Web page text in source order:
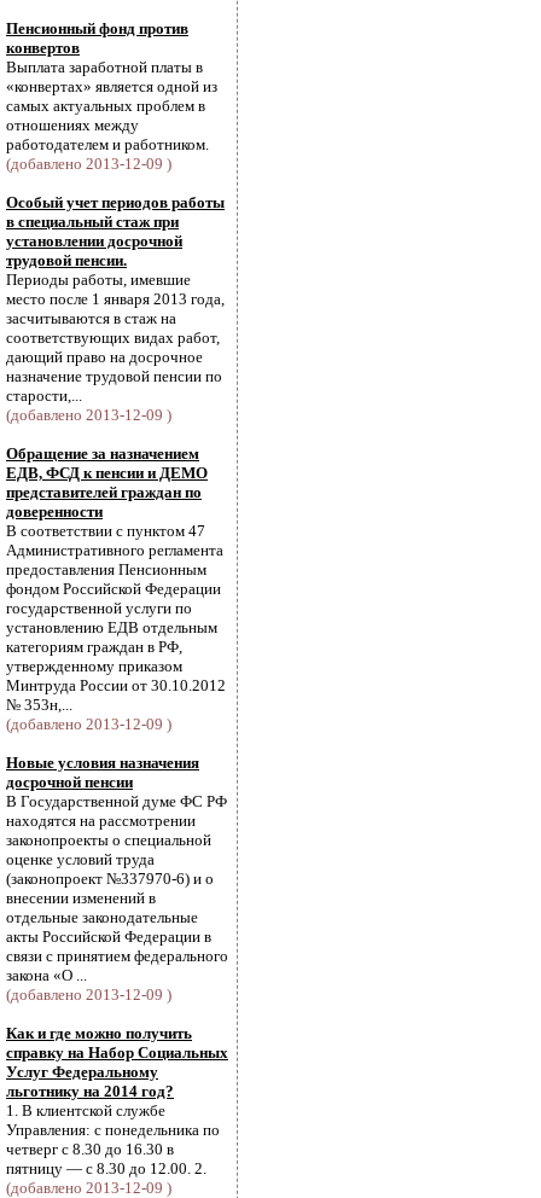
Пенсионный фонд против
конвертов
Выплата заработной платы в
«конвертах» является одной из
самых актуальных проблем в
отношениях между
работодателем и работником.
(добавлено 2013-12-09 )
Особый учет периодов работы
в специальный стаж при
установлении досрочной
трудовой пенсии.
Периоды работы, имевшие
место после 1 января 2013 года,
засчитываются в стаж на
соответствующих видах работ,
дающий право на досрочное
назначение трудовой пенсии по
старости,...
(добавлено 2013-12-09 )
Обращение за назначением
ЕДВ, ФСД к пенсии и ДЕМО
представителей граждан по
доверенности
В соответствии с пунктом 47
Административного регламента
предоставления Пенсионным
фондом Российской Федерации
государственной услуги по
установлению ЕДВ отдельным
категориям граждан в РФ,
утвержденному приказом
Минтруда России от 30.10.2012
№ 353н,...
(добавлено 2013-12-09 )
Новые условия назначения
досрочной пенсии
В Государственной думе ФС РФ
находятся на рассмотрении
законопроекты о специальной
оценке условий труда
(законопроект №337970-6) и о
внесении изменений в
отдельные законодательные
акты Российской Федерации в
связи с принятием федерального
закона «О ...
(добавлено 2013-12-09 )
Как и где можно получить
справку на Набор Социальных
Услуг Федеральному
льготнику на 2014 год?
1. В клиентской службе
Управления: с понедельника по
четверг с 8.30 до 16.30 в
пятницу — с 8.30 до 12.00. 2.
(добавлено 2013-12-09 )